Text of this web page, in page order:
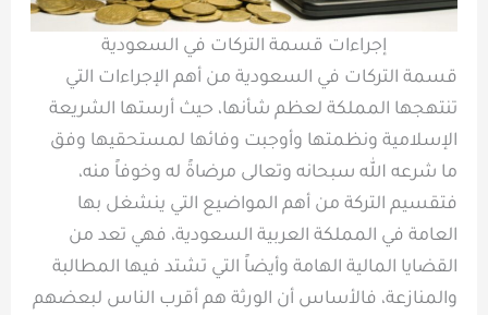
إجراءات قسمة التركات في السعودية
قسمة التركات في السعودية من أهم الإجراءات التي
تنتهجها المملكة لعظم شأنها، حيث أرستها الشريعة
الإسلامية ونظمتها وأوجبت وفائها لمستحقيها وفق
ما شرعه الله سبحانه وتعالى مرضاةً له وخوفاً منه،
فتقسيم التركة من أهم المواضيع التي ينشغل بها
العامة في المملكة العربية السعودية، فهي تعد من
القضايا المالية الهامة وأيضاً التي تشتد فيها المطالبة
والمنازعة، فالأساس أن الورثة هم أقرب الناس لبعضهم